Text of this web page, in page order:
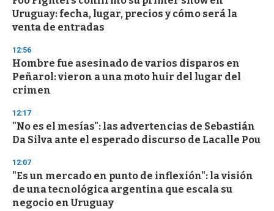
o
f
3
s
e
c
o
n
Uruguay: fecha, lugar, precios y cómo será la
venta de entradas
12:56
Hombre fue asesinado de varios disparos en
Peñarol: vieron a una moto huir del lugar del
crimen
12:17
"No es el mesías": las advertencias de Sebastián
Da Silva ante el esperado discurso de Lacalle Pou
12:07
"Es un mercado en punto de inflexión": la visión
de una tecnológica argentina que escala su
negocio en Uruguay